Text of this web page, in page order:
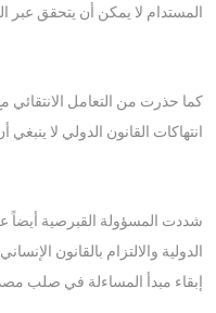
المستدام لا يمكن أن يتحقق عبر
كما حذرت من التعامل
انتهاكات القانون الدولي لا
شددت المسؤولة القبرصية
الدولية والالتزام بالقانون
إبقاء مبدأ المساءلة في صلب